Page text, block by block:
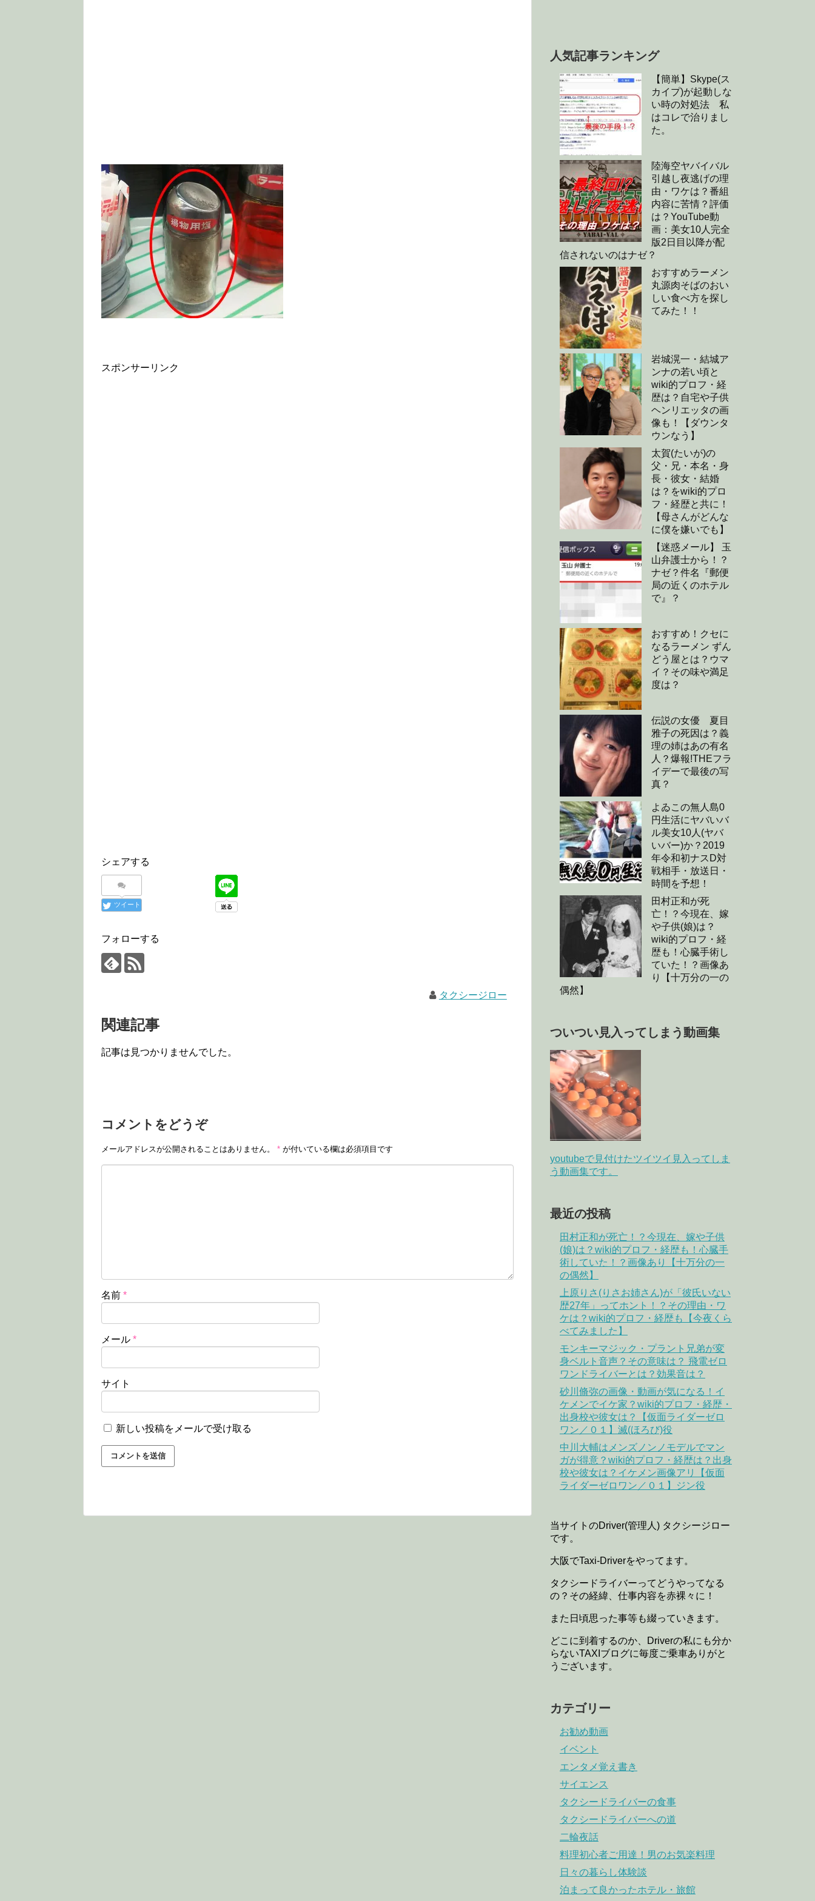
スポンサーリンク
シェアする
ツイート
フォローする
タクシージロー
関連記事
記事は見つかりませんでした。
コメントをどうぞ
メールアドレスが公開されることはありません。 * が付いている欄は必須項目です
名前 *
メール *
サイト
新しい投稿をメールで受け取る
人気記事ランキング
【簡単】Skype(ス
カイプ)が起動しな
い時の対処法 私
はコレで治りまし
た。
陸海空ヤバイバル
引越し夜逃げの理
由・ワケは？番組
内容に苦情？評価
は？YouTube動
画：美女10人完全
版2日目以降が配
信されないのはナゼ？
おすすめラーメン
丸源肉そばのおい
しい食べ方を探し
てみた！！
岩城滉一・結城ア
ンナの若い頃と
wiki的プロフ・経
歴は？自宅や子供
ヘンリエッタの画
像も！【ダウンタ
ウンなう】
太賀(たいが)の
父・兄・本名・身
長・彼女・結婚
は？をwiki的プロ
フ・経歴と共に！
【母さんがどんな
に僕を嫌いでも】
【迷惑メール】 玉
山弁護士から！？
ナゼ？件名『郵便
局の近くのホテル
で』？
おすすめ！クセに
なるラーメン ずん
どう屋とは？ウマ
イ？その味や満足
度は？
伝説の女優 夏目
雅子の死因は？義
理の姉はあの有名
人？爆報!THEフラ
イデーで最後の写
真？
よゐこの無人島0
円生活にヤバいバ
ル美女10人(ヤバ
いバー)か？2019
年令和初ナスD対
戦相手・放送日・
時間を予想！
田村正和が死
亡！？今現在、嫁
や子供(娘)は？
wiki的プロフ・経
歴も！心臓手術し
ていた！？画像あ
り【十万分の一の
偶然】
ついつい見入ってしまう動画集
youtubeで見付けたツイツイ見入ってしま
う動画集です。
最近の投稿
田村正和が死亡！？今現在、嫁や子供
(娘)は？wiki的プロフ・経歴も！心臓手
術していた！？画像あり【十万分の一
の偶然】
上原りさ(りさお姉さん)が「彼氏いない
歴27年」ってホント！？その理由・ワ
ケは？wiki的プロフ・経歴も【今夜くら
べてみました】
モンキーマジック・プラント兄弟が変
身ベルト音声？その意味は？ 飛電ゼロ
ワンドライバーとは？効果音は？
砂川脩弥の画像・動画が気になる！イ
ケメンでイケ家？wiki的プロフ・経歴・
出身校や彼女は？【仮面ライダーゼロ
ワン／０１】滅(ほろび)役
中川大輔はメンズノンノモデルでマン
ガが得意？wiki的プロフ・経歴は？出身
校や彼女は？イケメン画像アリ【仮面
ライダーゼロワン／０１】ジン役
当サイトのDriver(管理人) タクシージロー
です。
大阪でTaxi-Driverをやってます。
タクシードライバーってどうやってなる
の？その経緯、仕事内容を赤裸々に！
また日頃思った事等も綴っていきます。
どこに到着するのか、Driverの私にも分か
らないTAXIブログに毎度ご乗車ありがと
うございます。
カテゴリー
お勧め動画
イベント
エンタメ覚え書き
サイエンス
タクシードライバーの食事
タクシードライバーへの道
二輪夜話
料理初心者ご用達！男のお気楽料理
日々の暮らし体験談
泊まって良かったホテル・旅館